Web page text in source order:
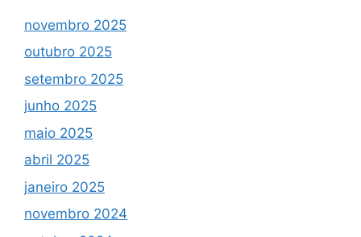
novembro 2025
outubro 2025
setembro 2025
junho 2025
maio 2025
abril 2025
janeiro 2025
novembro 2024